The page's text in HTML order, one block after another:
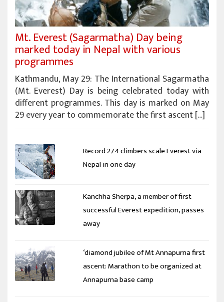
Mt. Everest (Sagarmatha) Day being
marked today in Nepal with various
programmes
Kathmandu, May 29: The International Sagarmatha
(Mt. Everest) Day is being celebrated today with
different programmes. This day is marked on May
29 every year to commemorate the first ascent […]
Record 274 climbers scale Everest via
Nepal in one day
Kanchha Sherpa, a member of first
successful Everest expedition, passes
away
‘diamond jubilee of Mt Annapurna first
ascent: Marathon to be organized at
Annapurna base camp